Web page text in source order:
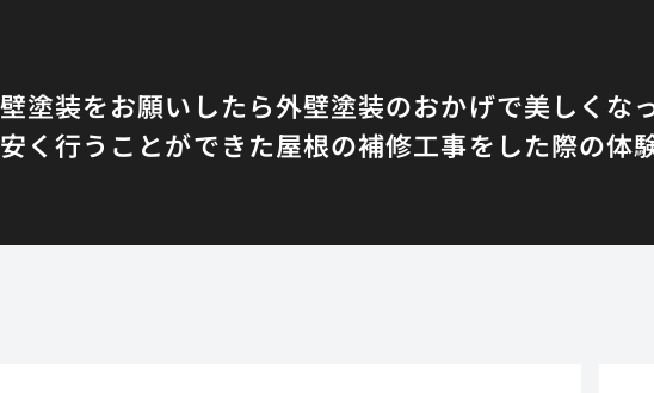
塗装をお願いしたら外壁塗装のおかげで美しくな
く行うことができた屋根の補修工事をした際の体